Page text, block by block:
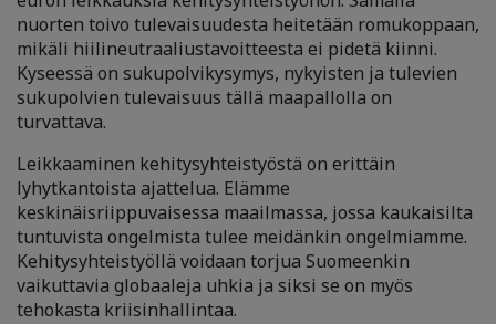
nuorten toivo tulevaisuudesta heitetään romukoppaan,
mikäli hiilineutraaliustavoitteesta ei pidetä kiinni.
Kyseessä on sukupolvikysymys, nykyisten ja tulevien
sukupolvien tulevaisuus tällä maapallolla on
turvattava.
Leikkaaminen kehitysyhteistyöstä on erittäin
lyhytkantoista ajattelua. Elämme
keskinäisriippuvaisessa maailmassa, jossa kaukaisilta
tuntuvista ongelmista tulee meidänkin ongelmiamme.
Kehitysyhteistyöllä voidaan torjua Suomeenkin
vaikuttavia globaaleja uhkia ja siksi se on myös
tehokasta kriisinhallintaa.